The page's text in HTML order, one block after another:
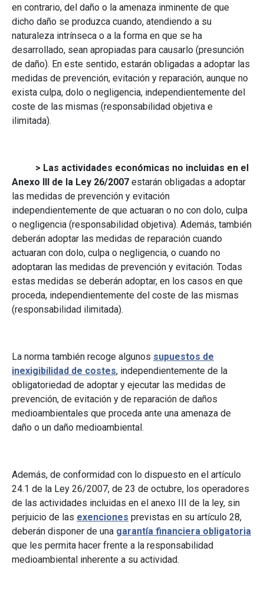
en contrario, del daño o la amenaza inminente de que
dicho daño se produzca cuando, atendiendo a su
naturaleza intrínseca o a la forma en que se ha
desarrollado, sean apropiadas para causarlo (presunción
de daño). En este sentido, estarán obligadas a adoptar las
medidas de prevención, evitación y reparación, aunque no
exista culpa, dolo o negligencia, independientemente del
coste de las mismas (responsabilidad objetiva e
ilimitada).
> Las actividades económicas no incluidas en el
Anexo III de la Ley 26/2007 estarán obligadas a adoptar
las medidas de prevención y evitación
independientemente de que actuaran o no con dolo, culpa
o negligencia (responsabilidad objetiva). Además, también
deberán adoptar las medidas de reparación cuando
actuaran con dolo, culpa o negligencia, o cuando no
adoptaran las medidas de prevención y evitación. Todas
estas medidas se deberán adoptar, en los casos en que
proceda, independientemente del coste de las mismas
(responsabilidad ilimitada).
La norma también recoge algunos supuestos de
inexigibilidad de costes, independientemente de la
obligatoriedad de adoptar y ejecutar las medidas de
prevención, de evitación y de reparación de daños
medioambientales que proceda ante una amenaza de
daño o un daño medioambiental.
Además, de conformidad con lo dispuesto en el artículo
24.1 de la Ley 26/2007, de 23 de octubre, los operadores
de las actividades incluidas en el anexo III de la ley, sin
perjuicio de las exenciones previstas en su artículo 28,
deberán disponer de una garantía financiera obligatoria
que les permita hacer frente a la responsabilidad
medioambiental inherente a su actividad.